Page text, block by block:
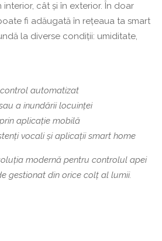
cât și în exterior. În doar
fi adăugată în rețeaua ta smart
la diverse condiții: umiditate,
automatizat
a inundării locuinței
aplicație mobilă
vocali și aplicații smart home
modernă pentru controlul apei
gestionat din orice colț al lumii.